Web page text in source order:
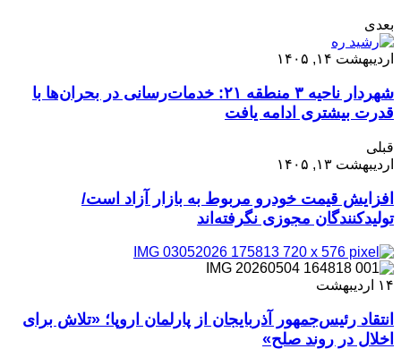
بعدی
اردیبهشت ۱۴, ۱۴۰۵
شهردار ناحیه ۳ منطقه ۲۱: خدمات‌رسانی در بحران‌ها با
قدرت بیشتری ادامه یافت
قبلی
اردیبهشت ۱۳, ۱۴۰۵
افزایش قیمت خودرو مربوط به بازار آزاد است/
تولیدکنندگان مجوزی نگرفته‌اند
۱۴ اردیبهشت
انتقاد رئیس‌جمهور آذربایجان از پارلمان اروپا؛ «تلاش برای
اخلال در روند صلح»